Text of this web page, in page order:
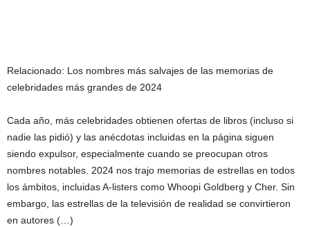
Relacionado: Los nombres más salvajes de las memorias de
celebridades más grandes de 2024
Cada año, más celebridades obtienen ofertas de libros (incluso si
nadie las pidió) y las anécdotas incluidas en la página siguen
siendo expulsor, especialmente cuando se preocupan otros
nombres notables. 2024 nos trajo memorias de estrellas en todos
los ámbitos, incluidas A-listers como Whoopi Goldberg y Cher. Sin
embargo, las estrellas de la televisión de realidad se convirtieron
en autores (…)